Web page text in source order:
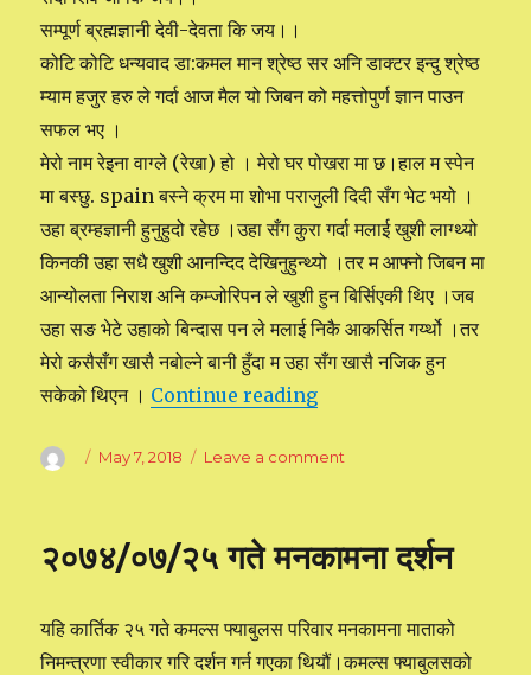
सम्पूर्ण ब्रह्मज्ञानी देवी-देवता कि जय।।
कोटि कोटि धन्यवाद डा:कमल मान श्रेष्ठ सर अनि डाक्टर इन्दु श्रेष्ठ
म्याम हजुर हरु ले गर्दा आज मैल यो जिबन को महत्तोपुर्ण ज्ञान पाउन
सफल भए ।
मेरो नाम रेइना वाग्ले (रेखा) हो । मेरो घर पोखरा मा छ।हाल म स्पेन
मा बस्छु. spain बस्ने क्रम मा शोभा पराजुली दिदी सँग भेट भयो ।
उहा ब्रम्हज्ञानी हुनुहुदो रहेछ ।उहा सँग कुरा गर्दा मलाई खुशी लाग्थ्यो
किनकी उहा सधै खुशी आनन्दिद देखिनुहुन्थ्यो ।तर म आफ्नो जिबन मा
आन्योलता निराश अनि कम्जोरिपन ले खुशी हुन बिर्सिएकी थिए ।जब
उहा सङ भेटे उहाको बिन्दास पन ले मलाई निकै आकर्सित गर्य्थो ।तर
मेरो कसैसँग खासै नबोल्ने बानी हुँदा म उहा सँग खासै नजिक हुन
सकेको थिएन । Continue reading
Author
Posted
May 7, 2018 Leave a comment
पहिले
भएपछी
को
२०७४/०७/२५ गते मनकामना दर्शन
यहि कार्तिक २५ गते कमल्स फ्याबुलस परिवार मनकामना माताको
निमन्त्रणा स्वीकार गरि दर्शन गर्न गएका थियौं।कमल्स फ्याबुलसको